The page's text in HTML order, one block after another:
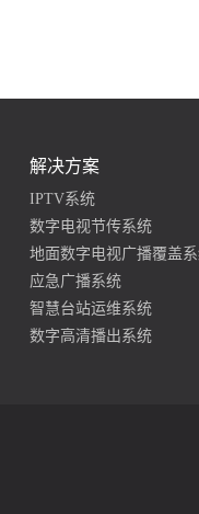
解决方案
IPTV系统
数字电视节传系统
地面数字电视广播覆盖
应急广播系统
智慧台站运维系统
数字高清播出系统